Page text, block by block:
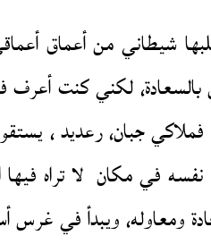
شيطاني من أعماق
لكني كنت أعرف
. فملاكي جبان،
في مكان لا تراه
ومعاوله، ويبدأ في